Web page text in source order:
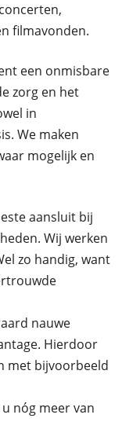
filmavonden.
een onmisbare
zorg en het
in
We maken
mogelijk en
aansluit bij
Wij werken
zo handig, want
nauwe
Hierdoor
met bijvoorbeeld
nóg meer van